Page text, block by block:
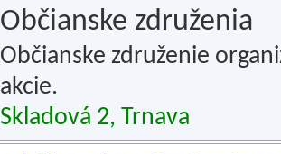
Občianske združenia
Občianske združenie
akcie.
Skladová 2, Trnava